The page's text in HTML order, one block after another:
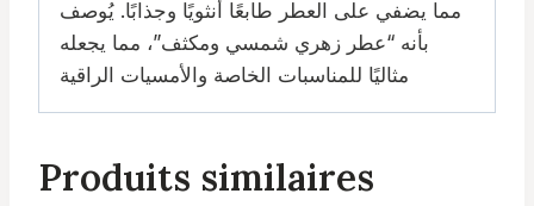
مما يضفي على العطر طابعًا أنثويًا وجذابًا. يُوصف
بأنه “عطر زهري شمسي ومكثف”، مما يجعله
مثاليًا للمناسبات الخاصة والأمسيات الراقية
Produits similaires